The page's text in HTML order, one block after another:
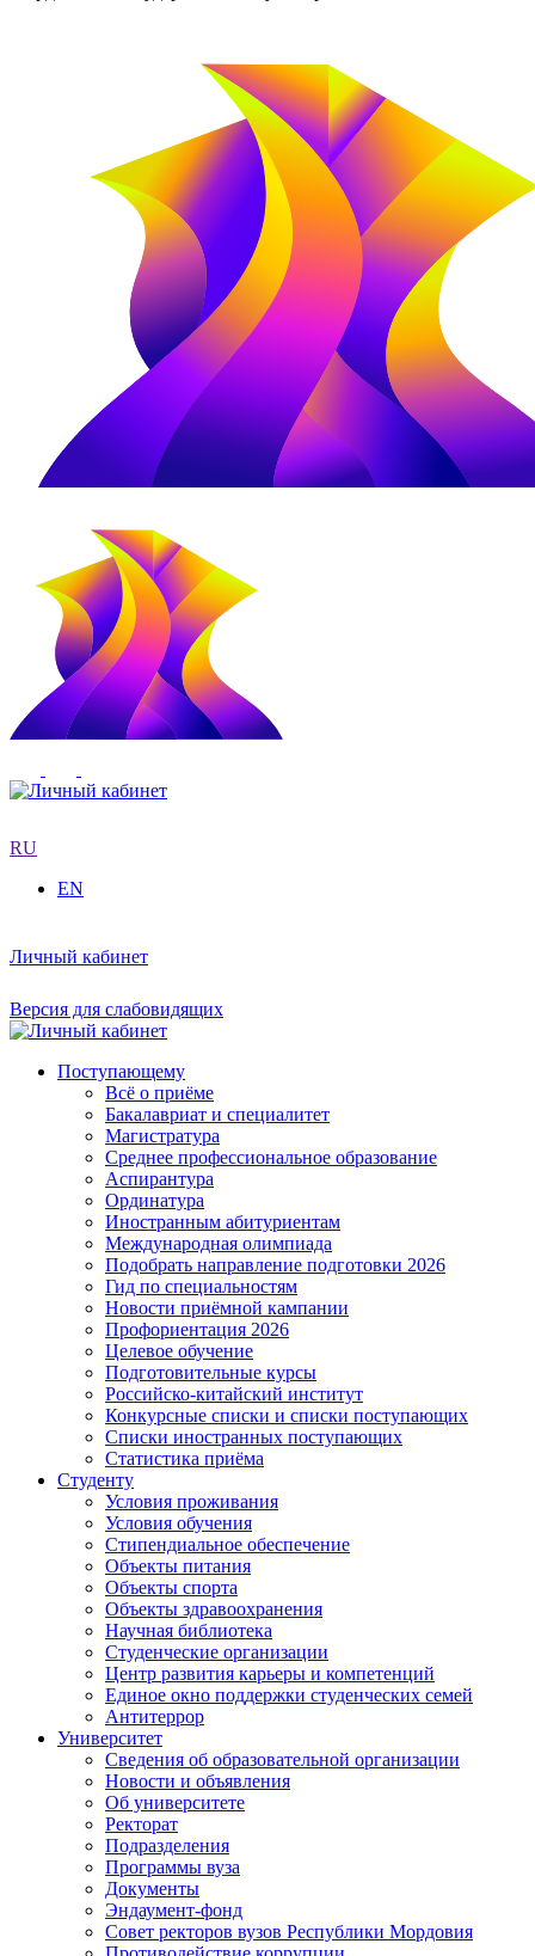
RU
EN
Личный кабинет
Версия для слабовидящих
Поступающему
Всё о приёме
Бакалавриат и специалитет
Магистратура
Среднее профессиональное образование
Аспирантура
Ординатура
Иностранным абитуриентам
Международная олимпиада
Подобрать направление подготовки 2026
Гид по специальностям
Новости приёмной кампании
Профориентация 2026
Целевое обучение
Подготовительные курсы
Российско-китайский институт
Конкурсные списки и списки поступающих
Списки иностранных поступающих
Статистика приёма
Студенту
Условия проживания
Условия обучения
Стипендиальное обеспечение
Объекты питания
Объекты спорта
Объекты здравоохранения
Научная библиотека
Студенческие организации
Центр развития карьеры и компетенций
Единое окно поддержки студенческих семей
Антитеррор
Университет
Сведения об образовательной организации
Новости и объявления
Об университете
Ректорат
Подразделения
Программы вуза
Документы
Эндаумент-фонд
Совет ректоров вузов Республики Мордовия